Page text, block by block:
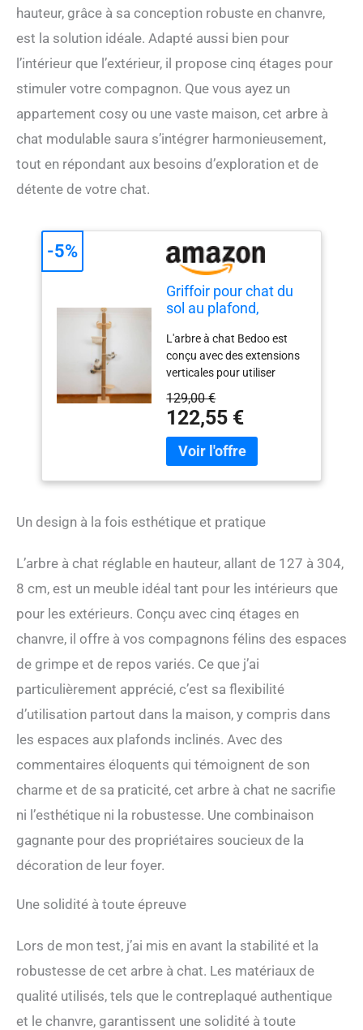
hauteur, grâce à sa conception robuste en chanvre,
est la solution idéale. Adapté aussi bien pour
l’intérieur que l’extérieur, il propose cinq étages pour
stimuler votre compagnon. Que vous ayez un
appartement cosy ou une vaste maison, cet arbre à
chat modulable saura s’intégrer harmonieusement,
tout en répondant aux besoins d’exploration et de
détente de votre chat.
Griffoir pour chat du
sol au plafond,
cm), réglable, 5
niveaux de chanvre,
arbre à chat élevé,
arbre à chat robuste
pour intérieur et
extérieur
L'arbre à chat Bedoo est
conçu avec des extensions
verticales pour utiliser
efficacement l'espace
vertical et réduire le besoin
d'espace horizontal. Les
chats aiment grimper haut
pour une meilleure
pour laisser jouer librement
pour chats haut est
raccords + un socle et une
plaque supérieure. La
colonnes rend l’installation
de la tour pour chats très
hauteur et convient à la
plupart des hauteurs de la
maison. Pour les tours pour
chats du sol au plafond, la
sécurité et la stabilité sont
très importantes : base
renforcée pour griffoir, 3
fixations dans la partie
supérieure et réglage
installé de manière
foyers avec plusieurs chats
La tour pour chats pèse
d’un diamètre de 12 cm, les
poteaux en sisal épais sont
129,00 €
122,55 €
-5%
Un design à la fois esthétique et pratique
L’arbre à chat réglable en hauteur, allant de 127 à 304,
8 cm, est un meuble idéal tant pour les intérieurs que
pour les extérieurs. Conçu avec cinq étages en
chanvre, il offre à vos compagnons félins des espaces
de grimpe et de repos variés. Ce que j’ai
particulièrement apprécié, c’est sa flexibilité
d’utilisation partout dans la maison, y compris dans
les espaces aux plafonds inclinés. Avec des
commentaires éloquents qui témoignent de son
charme et de sa praticité, cet arbre à chat ne sacrifie
ni l’esthétique ni la robustesse. Une combinaison
gagnante pour des propriétaires soucieux de la
décoration de leur foyer.
Une solidité à toute épreuve
Lors de mon test, j’ai mis en avant la stabilité et la
robustesse de cet arbre à chat. Les matériaux de
qualité utilisés, tels que le contreplaqué authentique
et le chanvre, garantissent une solidité à toute